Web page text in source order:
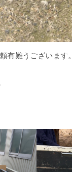
有難うございます。